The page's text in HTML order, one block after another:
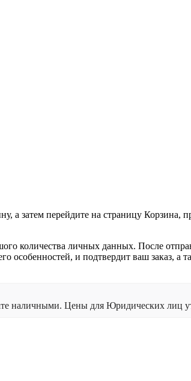
а затем перейдите на страницу Корзина,
количества личных данных. После
особенностей, и подтвердит ваш заказ,
наличными. Цены для Юридических лиц